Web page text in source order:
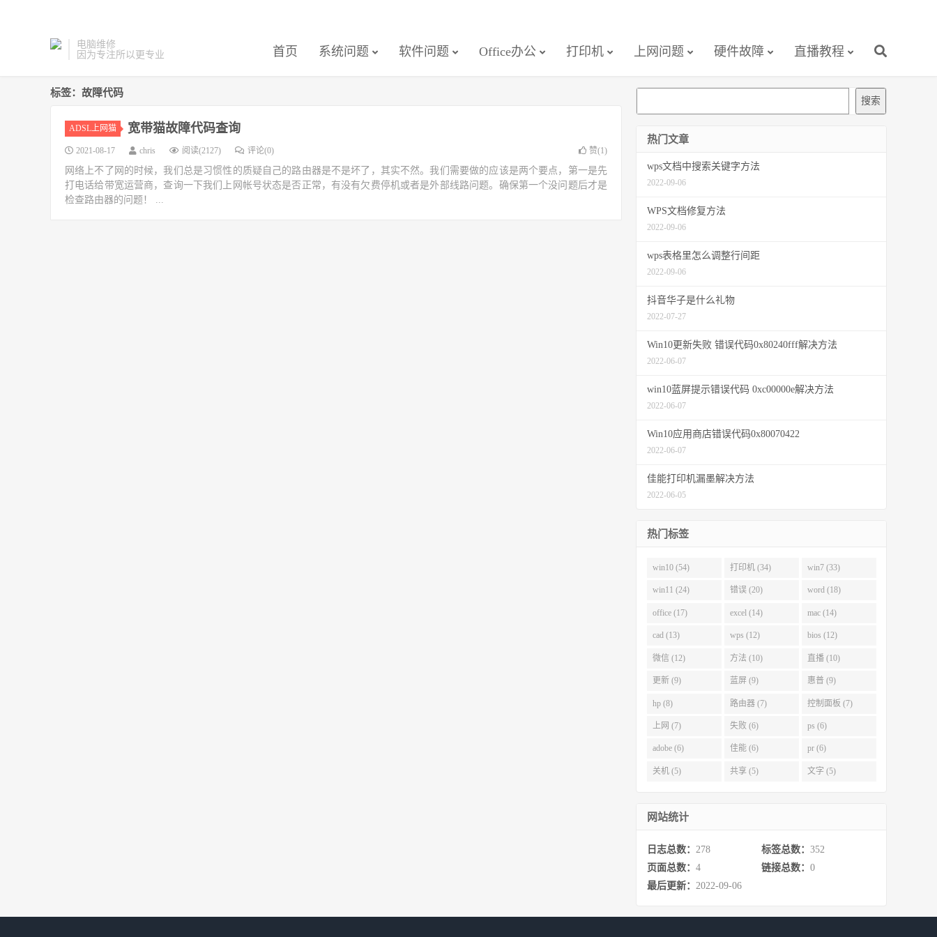
电脑维修
因为专注所以更专业
首页 系统问题 软件问题 Office办公 打印机 上网问题 硬件故障 直播教程
标签：故障代码
ADSL上网猫 宽带猫故障代码查询
2021-08-17 chris 阅读(2127) 评论(0) 赞(1)
网络上不了网的时候，我们总是习惯性的质疑自己的路由器是不是坏了，其实不然。我们需要做的应该是两个要点，第一是先
打电话给带宽运营商，查询一下我们上网帐号状态是否正常，有没有欠费停机或者是外部线路问题。确保第一个没问题后才是
检查路由器的问题！ ...
搜索
热门文章
wps文档中搜索关键字方法
2022-09-06
WPS文档修复方法
2022-09-06
wps表格里怎么调整行间距
2022-09-06
抖音华子是什么礼物
2022-07-27
Win10更新失败 错误代码0x80240fff解决方法
2022-06-07
win10蓝屏提示错误代码 0xc00000e解决方法
2022-06-07
Win10应用商店错误代码0x80070422
2022-06-07
佳能打印机漏墨解决方法
2022-06-05
热门标签
win10 (54) 打印机 (34) win7 (33)
win11 (24) 错误 (20) word (18)
office (17) excel (14) mac (14)
cad (13) wps (12) bios (12)
微信 (12) 方法 (10) 直播 (10)
更新 (9) 蓝屏 (9) 惠普 (9)
hp (8) 路由器 (7) 控制面板 (7)
上网 (7) 失败 (6) ps (6)
adobe (6) 佳能 (6) pr (6)
关机 (5) 共享 (5) 文字 (5)
网站统计
日志总数： 278 标签总数： 352
页面总数： 4 链接总数： 0
最后更新： 2022-09-06